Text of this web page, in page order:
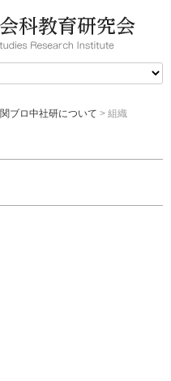
関ブロ中社研について > 組織